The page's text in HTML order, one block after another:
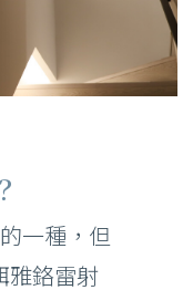
一種，但
雅鉻雷射